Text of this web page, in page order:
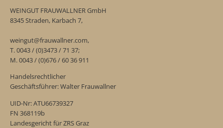
WEINGUT FRAUWALLNER GmbH
8345 Straden, Karbach 7,
weingut@frauwallner.com,
T. 0043 / (0)3473 / 71 37;
M. 0043 / (0)676 / 60 36 911
Handelsrechtlicher
Geschäftsführer: Walter Frauwallner
UID-Nr: ATU66739327
FN 368119b
Landesgericht für ZRS Graz